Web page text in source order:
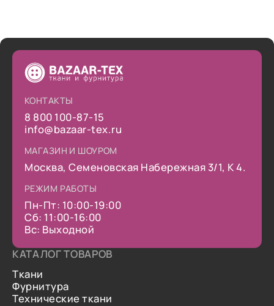
КОНТАКТЫ
8 800 100-87-15
info@bazaar-tex.ru
МАГАЗИН И ШОУРОМ
Москва, Семеновская Набережная 3/1, К 4.
РЕЖИМ РАБОТЫ
Пн-Пт: 10:00-19:00
Сб: 11:00-16:00
Вс: Выходной
КАТАЛОГ ТОВАРОВ
Ткани
Фурнитура
Технические ткани